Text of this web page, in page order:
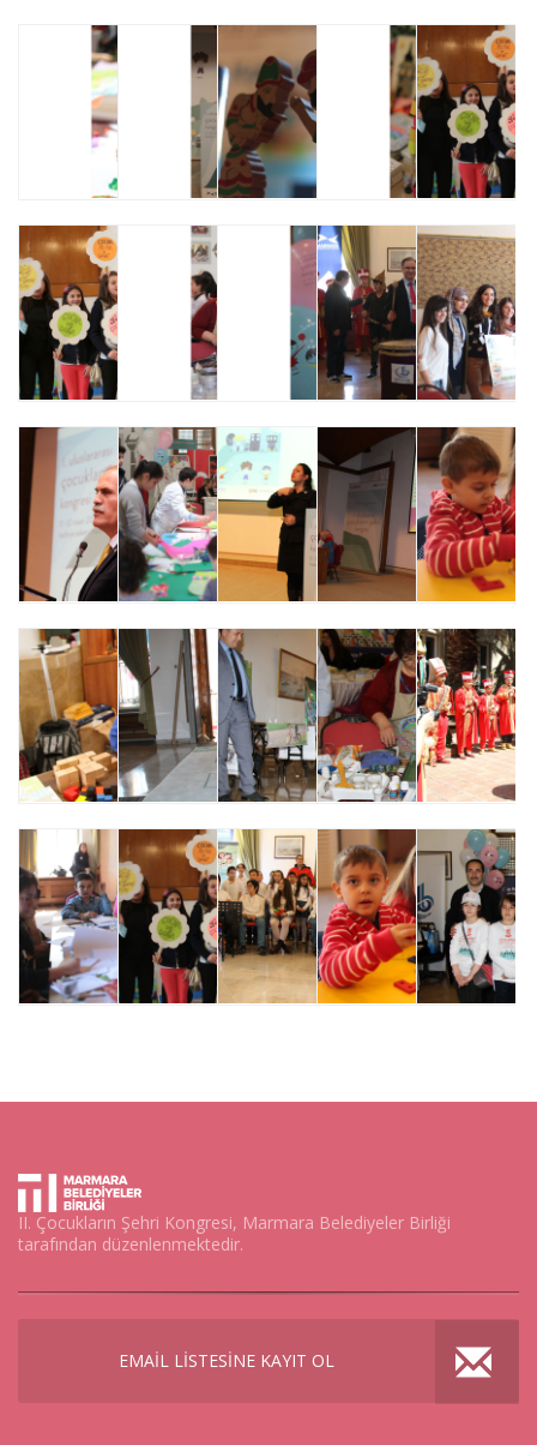
II. Çocukların Şehri Kongresi, Marmara Belediyeler Birliği
tarafından düzenlenmektedir.
EMAİL LİSTESİNE KAYIT OL